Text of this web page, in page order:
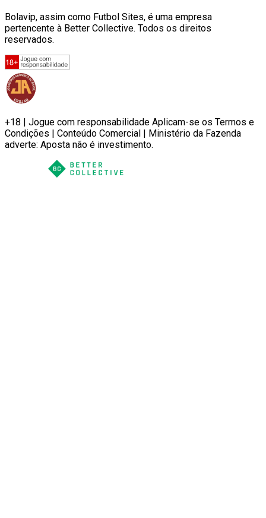
Bolavip, assim como Futbol Sites, é uma empresa
pertencente à Better Collective. Todos os direitos
reservados.
+18 | Jogue com responsabilidade Aplicam-se os Termos e
Condições | Conteúdo Comercial | Ministério da Fazenda
adverte: Aposta não é investimento.